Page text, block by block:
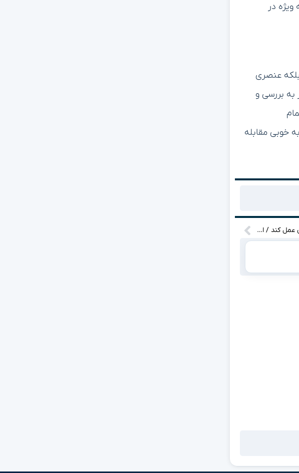
در
عنصری
به بررسی و
خوبی مقابله
عارف: استاندار می‌تواند به عنوان رئیس‌جمهور استان عمل کند / امروزه تراکتور تبدیل به یک تیم ملی شده است!